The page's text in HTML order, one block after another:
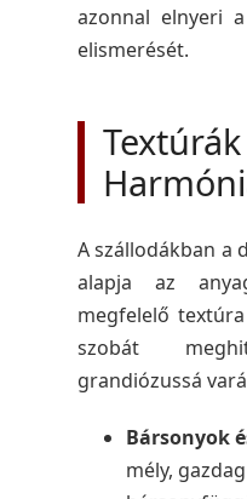
azonnal elnyeri
elismerését.
A szállodákban a
alapja az
megfelelő
szobát
grandiózussá
Bársonyok
mély,